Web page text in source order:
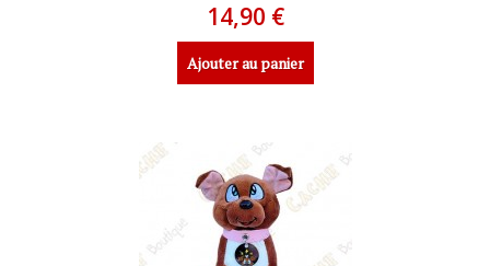
14,90 €
Ajouter au panier